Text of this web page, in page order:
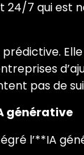
7 qui
prédictive.
pas de
générative
l’**IA